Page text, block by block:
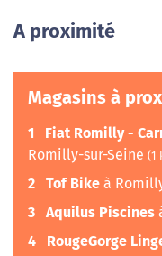
A proximité
Magasins à
1 Fiat Romilly -
Romilly-sur-Seine (1
2 Tof Bike à
3 Aquilus Piscines
4 RougeGorge